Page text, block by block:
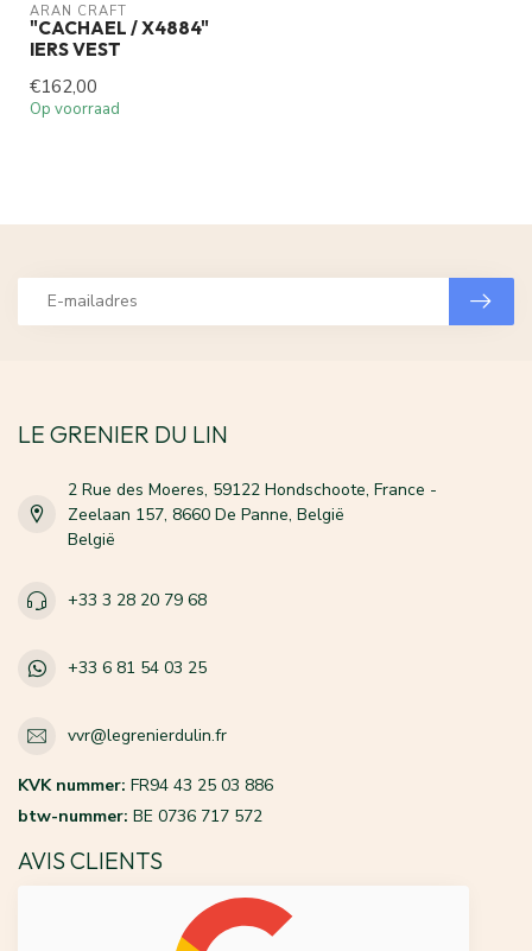
ARAN CRAFT
"CACHAEL / X4884"
IERS VEST
€162,00
Op voorraad
LE GRENIER DU LIN
2 Rue des Moeres, 59122 Hondschoote, France -
Zeelaan 157, 8660 De Panne, België
België
+33 3 28 20 79 68
+33 6 81 54 03 25
vvr@legrenierdulin.fr
KVK nummer: FR94 43 25 03 886
btw-nummer: BE 0736 717 572
AVIS CLIENTS